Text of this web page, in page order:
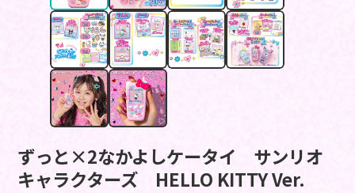
ずっと×2なかよしケータイ サンリオ
キャラクターズ HELLO KITTY Ver.